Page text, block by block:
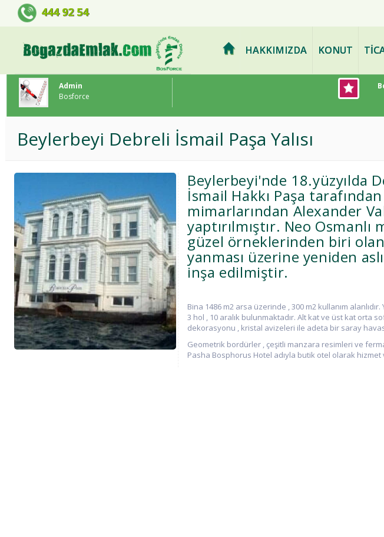
BOSFORCE EMLAK GELİŞTİRME ve
444 92 54
HAKKIMIZDA KONUT
Admin
Bosforce
Beylerbeyi Debreli İsmail Paşa Yalısı
Beylerbeyi'nde 18.yüzyılda
İsmail Hakkı Paşa
mimarlarından Alexander
yaptırılmıştır. Neo
güzel örneklerinden biri olan
yanması üzerine yeniden
inşa edilmiştir.
Bina 1486 m2 arsa üzerinde , 300 m2 kullanım
3 hol , 10 aralık bulunmaktadır. Alt kat ve üst kat orta
dekorasyonu , kristal avizeleri ile adeta bir saray
Geometrik bordürler , çeşitli manzara resimleri ve
Pasha Bosphorus Hotel adıyla butik otel olarak